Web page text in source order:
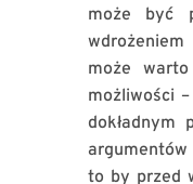
może być
może
możliwości
dokładnym
to by przed